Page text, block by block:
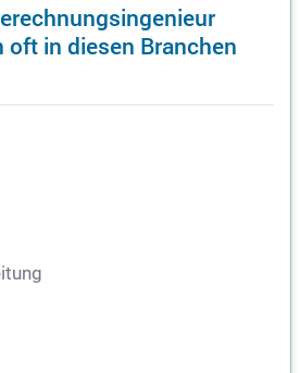
in diesen Branchen